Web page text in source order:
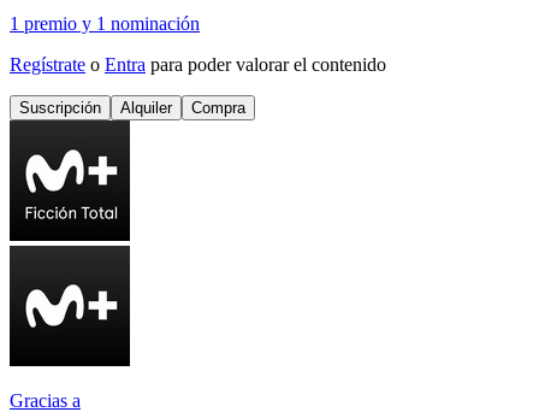
1 premio y 1 nominación
Regístrate o Entra para poder valorar el contenido
Suscripción Alquiler Compra
Gracias a